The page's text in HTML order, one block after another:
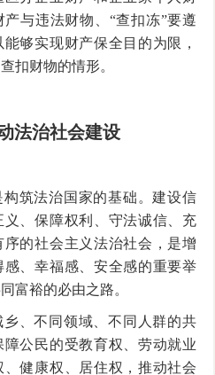
与违法财物、“查扣冻”要遵
够实现财产保全目的为限，
扣财物的情形。
法治社会建设
构筑法治国家的基础。建设信
义、保障权利、守法诚信、充
的社会主义法治社会，是增
感、幸福感、安全感的重要举
富裕的必由之路。
乡、不同领域、不同人群的共
障公民的受教育权、劳动就业
健康权、居住权，推动社会